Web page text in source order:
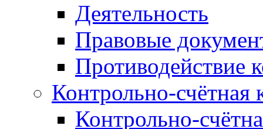
Деятельность
Правовые
Противодействие
Контрольно-счётная
Контрольно-